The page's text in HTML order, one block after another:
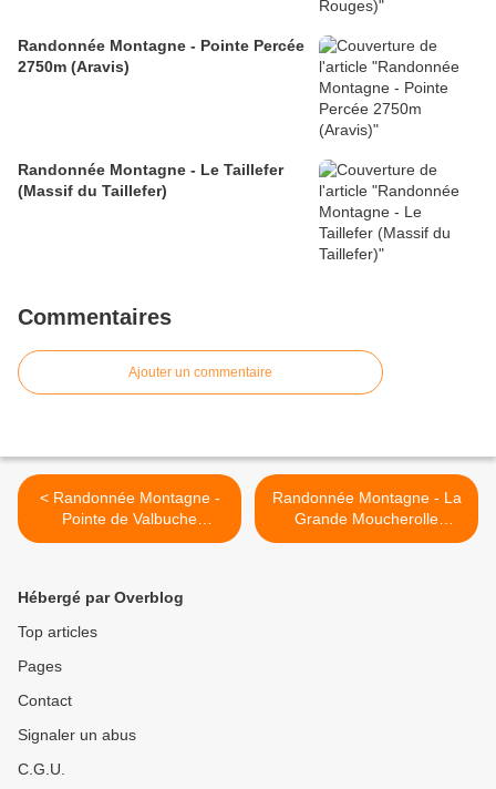
Randonnée Montagne - Pointe Percée
2750m (Aravis)
Randonnée Montagne - Le Taillefer
(Massif du Taillefer)
Commentaires
Ajouter un commentaire
< Randonnée Montagne -
Pointe de Valbuche
(Lauzière)
Randonnée Montagne - La
Grande Moucherolle
(Vercors) >
Hébergé par Overblog
Top articles
Pages
Contact
Signaler un abus
C.G.U.